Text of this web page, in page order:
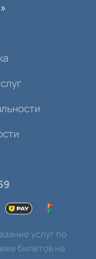
услуг по
билетов на